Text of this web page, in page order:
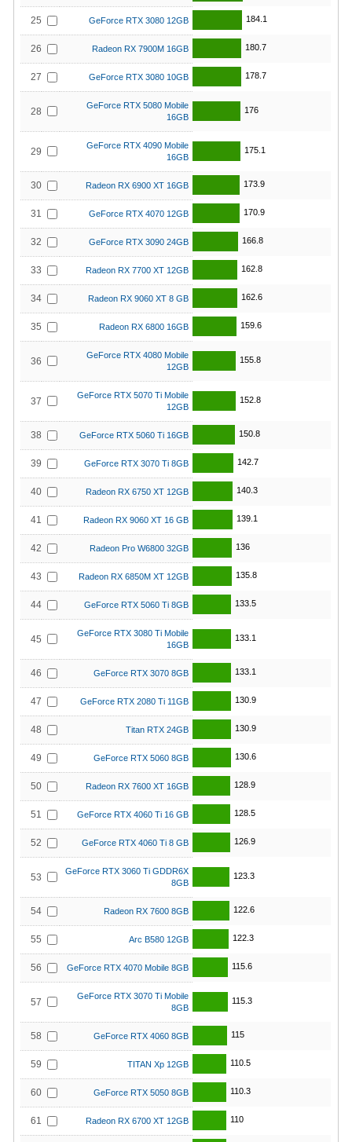
25 GeForce RTX 3080 12GB 184.1
26 Radeon RX 7900M 16GB 180.7
27 GeForce RTX 3080 10GB 178.7
28
GeForce RTX 5080 Mobile
16GB
176
29
GeForce RTX 4090 Mobile
16GB
175.1
30 Radeon RX 6900 XT 16GB 173.9
31 GeForce RTX 4070 12GB 170.9
32 GeForce RTX 3090 24GB 166.8
33 Radeon RX 7700 XT 12GB 162.8
34 Radeon RX 9060 XT 8 GB 162.6
35 Radeon RX 6800 16GB 159.6
36
GeForce RTX 4080 Mobile
12GB
155.8
37
GeForce RTX 5070 Ti Mobile
12GB
152.8
38 GeForce RTX 5060 Ti 16GB 150.8
39 GeForce RTX 3070 Ti 8GB 142.7
40 Radeon RX 6750 XT 12GB 140.3
41 Radeon RX 9060 XT 16 GB 139.1
42 Radeon Pro W6800 32GB 136
43 Radeon RX 6850M XT 12GB 135.8
44 GeForce RTX 5060 Ti 8GB 133.5
45
GeForce RTX 3080 Ti Mobile
16GB
133.1
46 GeForce RTX 3070 8GB 133.1
47 GeForce RTX 2080 Ti 11GB 130.9
48 Titan RTX 24GB 130.9
49 GeForce RTX 5060 8GB 130.6
50 Radeon RX 7600 XT 16GB 128.9
51 GeForce RTX 4060 Ti 16 GB 128.5
52 GeForce RTX 4060 Ti 8 GB 126.9
53
GeForce RTX 3060 Ti GDDR6X
8GB
123.3
54 Radeon RX 7600 8GB 122.6
55 Arc B580 12GB 122.3
56 GeForce RTX 4070 Mobile 8GB 115.6
57
GeForce RTX 3070 Ti Mobile
8GB
115.3
58 GeForce RTX 4060 8GB 115
59 TITAN Xp 12GB 110.5
60 GeForce RTX 5050 8GB 110.3
61 Radeon RX 6700 XT 12GB 110